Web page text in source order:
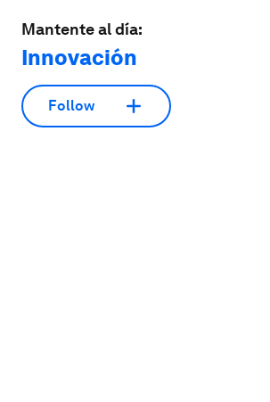
Mantente al día:
Innovación
Follow